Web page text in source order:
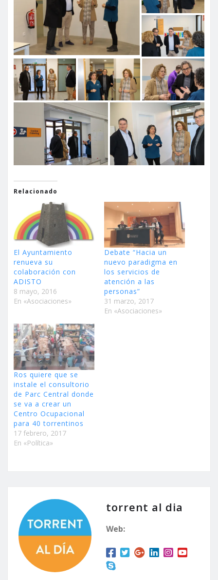
Relacionado
El Ayuntamiento
renueva su
colaboración con
ADISTO
8 mayo, 2016
En «Asociaciones»
Debate “Hacia un
nuevo paradigma en
los servicios de
atención a las
personas”
31 marzo, 2017
En «Asociaciones»
Ros quiere que se
instale el consultorio
de Parc Central donde
se va a crear un
Centro Ocupacional
para 40 torrentinos
17 febrero, 2017
En «Política»
torrent al dia
Web: